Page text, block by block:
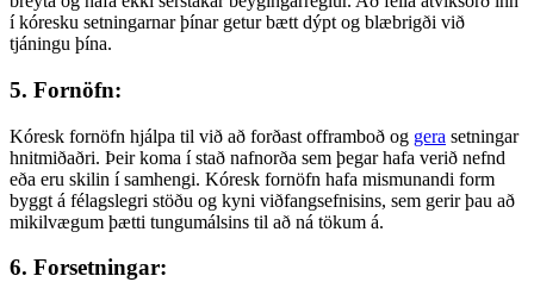
í kóresku setningarnar þínar getur bætt dýpt og blæbrigði við
tjáningu þína.
5. Fornöfn:
Kóresk fornöfn hjálpa til við að forðast offramboð og gera setningar
hnitmiðaðri. Þeir koma í stað nafnorða sem þegar hafa verið nefnd
eða eru skilin í samhengi. Kóresk fornöfn hafa mismunandi form
byggt á félagslegri stöðu og kyni viðfangsefnisins, sem gerir þau að
mikilvægum þætti tungumálsins til að ná tökum á.
6. Forsetningar: